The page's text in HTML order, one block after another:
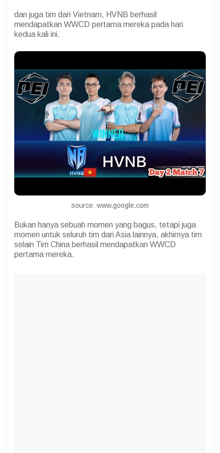
dan juga tim dari Vietnam, HVNB berhasil
mendapatkan WWCD pertama mereka pada hari
kedua kali ini.
source: www.google.com
Bukan hanya sebuah momen yang bagus, tetapi juga
momen untuk seluruh tim dari Asia lainnya, akhirnya tim
selain Tim China berhasil mendapatkan WWCD
pertama mereka.